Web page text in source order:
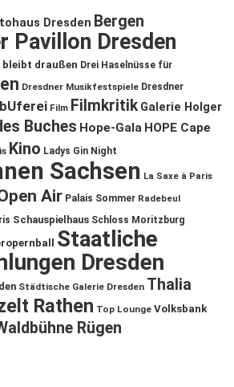
Dresden Bergen
Pavillon Dresden
bleibt draußen Drei Haselnüsse für
Dresdner Musikfestspiele Dresdner
Film Filmkritik Galerie Holger
Buches Hope-Gala HOPE Cape
Kino Ladys Gin Night
Sachsen La Saxe à Paris
Air Palais Sommer Radebeul
Schauspielhaus Schloss Moritzburg
Staatliche
Dresden
Städtische Galerie Dresden Thalia
Rathen Top Lounge Volksbank
Rügen